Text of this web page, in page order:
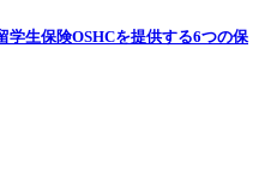
学生保険OSHCを提供する6つの保